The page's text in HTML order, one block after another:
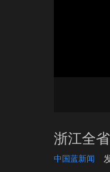
浙江全
中国蓝新闻